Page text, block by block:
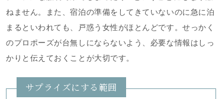
ねません。また、宿泊の準備をしてきていないのに急に泊
まるといわれても、戸惑う女性がほとんどです。せっかく
のプロポーズが台無しにならないよう、必要な情報はしっ
かりと伝えておくことが大切です。
サプライズにする範囲